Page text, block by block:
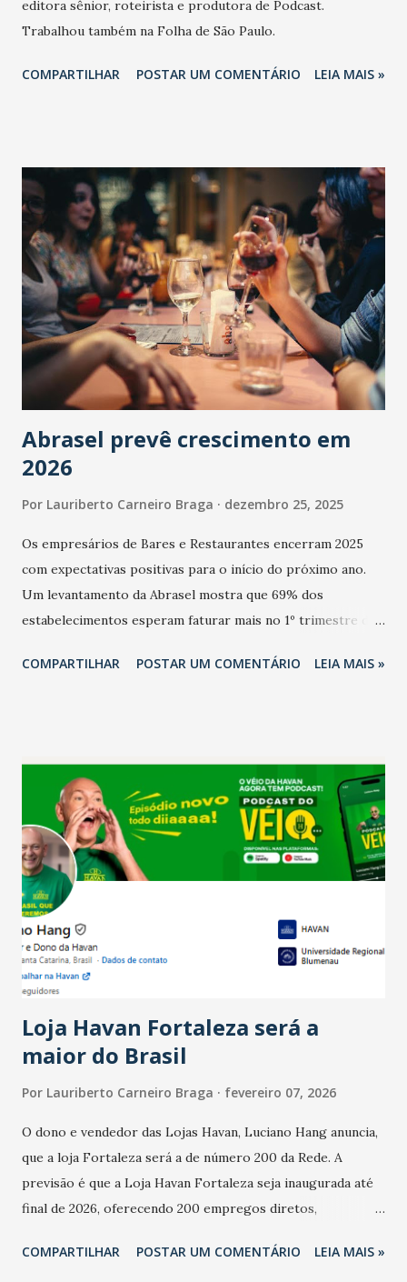
editora sênior, roteirista e produtora de Podcast.
Trabalhou também na Folha de São Paulo.
COMPARTILHAR POSTAR UM COMENTÁRIO LEIA MAIS »
Abrasel prevê crescimento em
2026
Por Lauriberto Carneiro Braga dezembro 25, 2025
Os empresários de Bares e Restaurantes encerram 2025
com expectativas positivas para o início do próximo ano.
Um levantamento da Abrasel mostra que 69% dos
estabelecimentos esperam faturar mais no 1º trimestre de
relação ao último trimestre deste ano, 56% também
confraternizações de fim de ano e pelo pagamento do 13º
Salário para um número maior de trabalhadores, já que o
país tem a menor taxa de desemprego dos anos recentes.
Ainda segundo a Pesquisa, em novembro de 2025, 40% dos
bares e restaurantes operaram com lucro e outros 40%
registraram equilíbrio financeiro. Já o percentual de
estabelecimentos no prejuízo ficou em 19%, pouco abaixo
do observado no mês anterior. Outros 1% não existiam em
novembro. Em relação a outubro, o faturamento também
COMPARTILHAR POSTAR UM COMENTÁRIO LEIA MAIS »
Loja Havan Fortaleza será a
maior do Brasil
Por Lauriberto Carneiro Braga fevereiro 07, 2026
O dono e vendedor das Lojas Havan, Luciano Hang anuncia,
que a loja Fortaleza será a de número 200 da Rede. A
previsão é que a Loja Havan Fortaleza seja inaugurada até
final de 2026, oferecendo 200 empregos diretos,
Havan Fortaleza ainda não foi anunciada oficialmente, mas
COMPARTILHAR POSTAR UM COMENTÁRIO LEIA MAIS »